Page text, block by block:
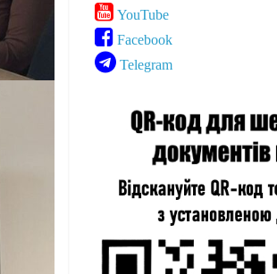
YouTube
Facebook
Telegram